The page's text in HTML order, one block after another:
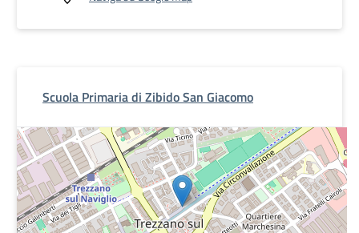
Scuola Primaria di Zibido San Giacomo